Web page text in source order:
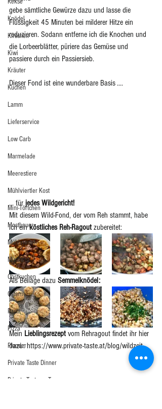
Knödel
Kirschen
Kiwi
Kräuter
Kuchen
Lamm
Lieferservice
Low Carb
Marmelade
Meerestiere
Mühlviertler Kost
Mini-Törtchen
Mostbauer
Mühlviertel
Mürbteig
Obstkuchen
Ostern
Pasta
Pizza
Plunder
Private Taste Dinner
Private Taste on Tour
gebe sämtliche Gewürze dazu und lasse die
Flüssigkeit 45 Minuten bei milderer Hitze ein
reduzieren. Sodann entferne ich die Knochen und
die Lorbeerblätter, püriere das Gemüse und
passiere durch ein Passiersieb.
Dieser Fond ist eine wunderbare Basis ....
... für jedes Wildgericht!
Mit diesem Wild-Fond, der vom Reh stammt, habe
ich ein köstliches Reh-Ragout zubereitet:
Als Beilage dazu Semmelknödel:
Mein Lieblingsrezept vom Rehragout findet ihr hier
dazu: https://www.private-taste.at/blog/wildzeit